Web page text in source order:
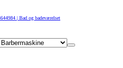
| Bad og badeværelset